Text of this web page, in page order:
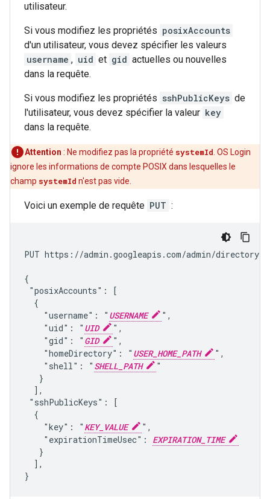
utilisateur.
Si vous modifiez les propriétés posixAccounts
d'un utilisateur, vous devez spécifier les valeurs
username , uid et gid actuelles ou nouvelles
dans la requête.
Si vous modifiez les propriétés sshPublicKeys de
l'utilisateur, vous devez spécifier la valeur key
dans la requête.
Attention : Ne modifiez pas la propriété systemId . OS Login
ignore les informations de compte POSIX dans lesquelles le
champ systemId n'est pas vide.
Voici un exemple de requête PUT :
PUT https://admin.googleapis.com/admin/directory/
{
"posixAccounts": [
  {
    "username": "
USERNAME
",
    "uid": "
UID
",
    "gid": "
GID
",
    "homeDirectory": "
USER_HOME_PATH
",
    "shell": "
SHELL_PATH
"
   }
  ],
"sshPublicKeys": [
  {
    "key": "
KEY_VALUE
",
    "expirationTimeUsec":
EXPIRATION_TIME
   }
  ],